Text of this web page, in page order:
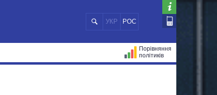
УКР РОС
Порівняння
політиків